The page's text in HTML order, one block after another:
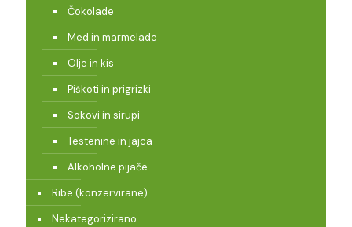
Čokolade
Med in marmelade
Olje in kis
Piškoti in prigrizki
Sokovi in sirupi
Testenine in jajca
Alkoholne pijače
Ribe (konzervirane)
Nekategorizirano